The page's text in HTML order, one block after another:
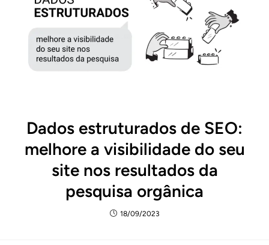
Dados estruturados de SEO:
melhore a visibilidade do seu
site nos resultados da
pesquisa orgânica
18/09/2023